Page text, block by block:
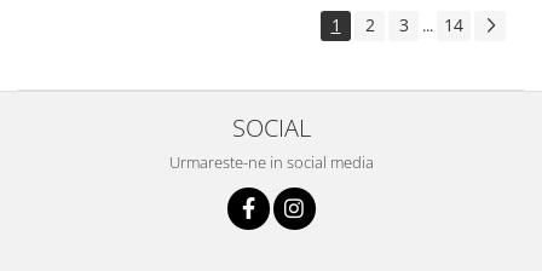
1 2 3 ... 14
SOCIAL
Urmareste-ne in social media